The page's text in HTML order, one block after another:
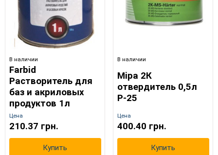
В наличии
Farbid
Растворитель для
баз и акриловых
продуктов 1л
Цена
210.37 грн.
Купить
В наличии
Mipa 2К
отвердитель 0,5л
Р-25
Цена
400.40 грн.
Купить